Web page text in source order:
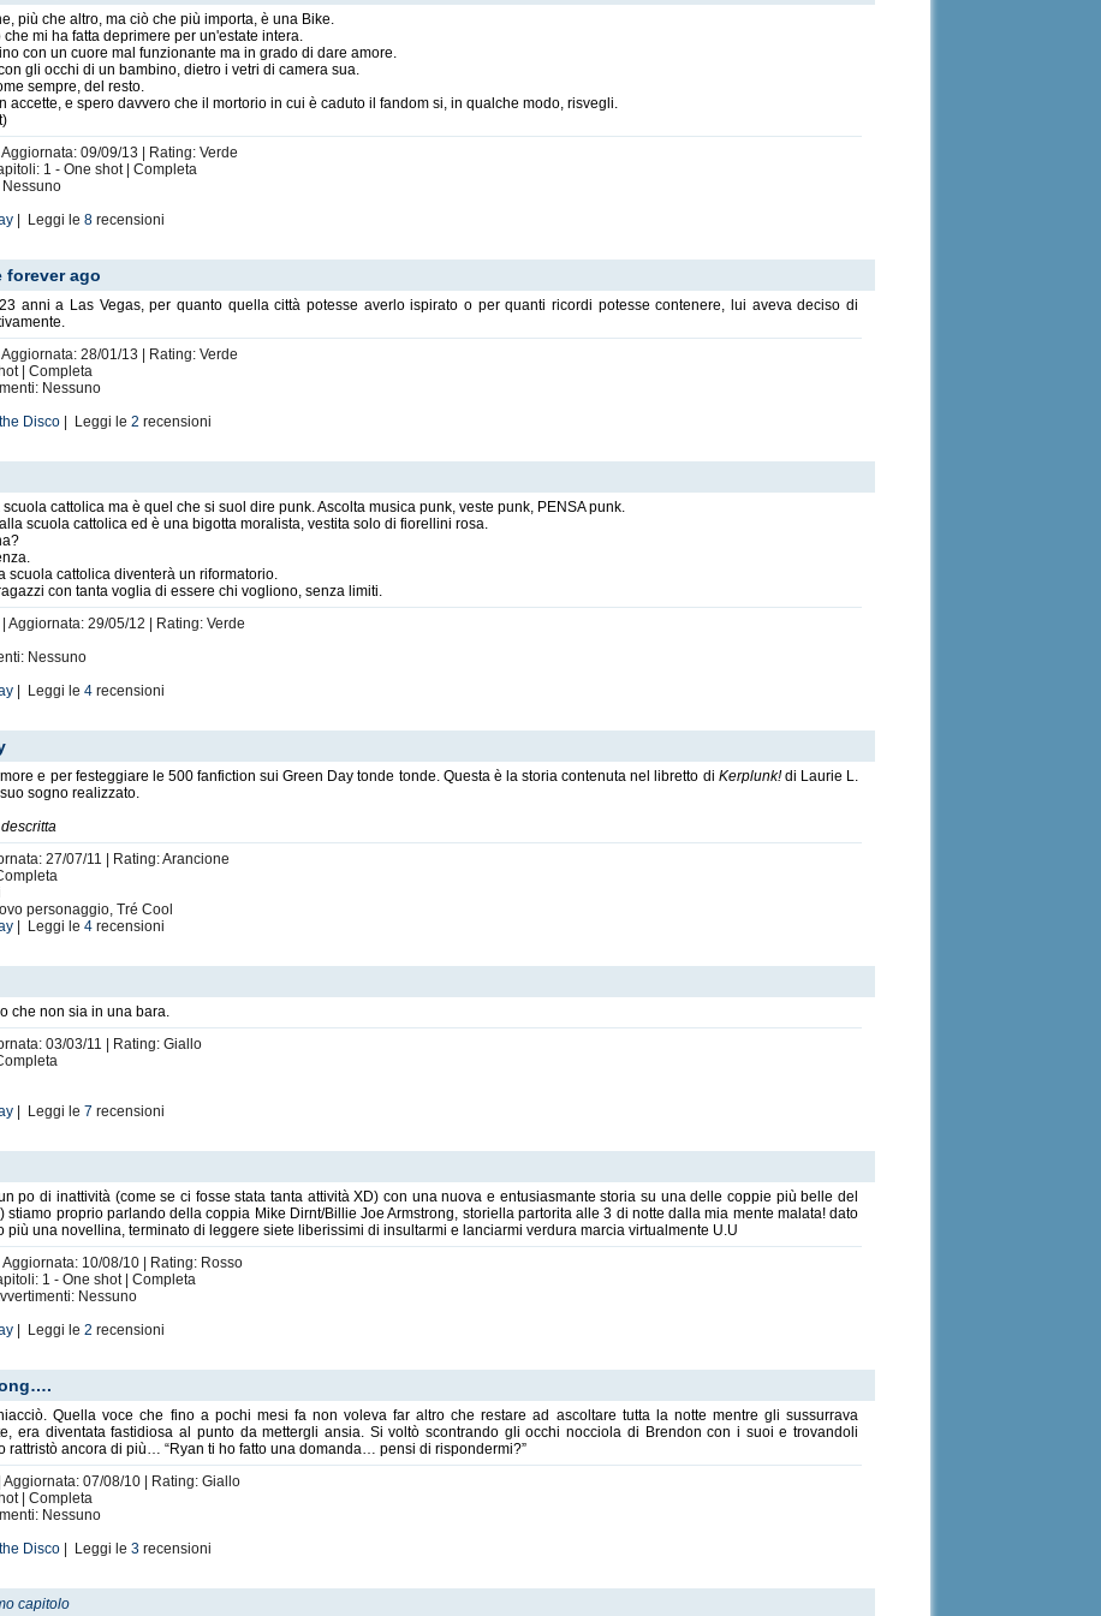
something that you feel in your heart that's great, you need to make a lot of mistakes to get there.
Anything that's-- I think is succesfull is a series of mistakes.
Contacts:
più che altro, ma ciò che più importa, è una Bike.
mi ha fatta deprimere per un'estate intera.
con un cuore mal funzionante ma in grado di dare amore.
gli occhi di un bambino, dietro i vetri di camera sua.
sempre, del resto.
accette, e spero davvero che il mortorio in cui è caduto il fandom si, in qualche modo, risvegli.
09/09/13 | Rating: Verde
1 - One shot | Completa
Nessuno
| Leggi le8 recensioni
forever ago
anni a Las Vegas, per quanto quella città potesse averlo ispirato o per quanti ricordi potesse contenere, lui aveva deciso di
28/01/13 | Rating: Verde
| Completa
Nessuno
Disco | Leggi le2 recensioni
cattolica ma è quel che si suol dire punk. Ascolta musica punk, veste punk, PENSA punk.
scuola cattolica ed è una bigotta moralista, vestita solo di fiorellini rosa.
scuola cattolica diventerà un riformatorio.
con tanta voglia di essere chi vogliono, senza limiti.
Aggiornata: 29/05/12 | Rating: Verde
Nessuno
| Leggi le4 recensioni
e per festeggiare le 500 fanfiction sui Green Day tonde tonde. Questa è la storia contenuta nel libretto di Kerplunk!di Laurie L.
sogno realizzato.
27/07/11 | Rating: Arancione
personaggio, Tré Cool
| Leggi le4 recensioni
che non sia in una bara.
03/03/11 | Rating: Giallo
| Leggi le7 recensioni
po di inattività (come se ci fosse stata tanta attività XD) con una nuova e entusiasmante storia su una delle coppie più belle del
proprio parlando della coppia Mike Dirnt/Billie Joe Armstrong, storiella partorita alle 3 di notte dalla mia mente malata! dato
più una novellina, terminato di leggere siete liberissimi di insultarmi e lanciarmi verdura marcia virtualmente U.U
Aggiornata: 10/08/10 | Rating: Rosso
1 - One shot | Completa
Nessuno
| Leggi le2 recensioni
Quella voce che fino a pochi mesi fa non voleva far altro che restare ad ascoltare tutta la notte mentre gli sussurrava
era diventata fastidiosa al punto da mettergli ansia. Si voltò scontrando gli occhi nocciola di Brendon con i suoi e trovandoli
rattristò ancora di più… “Ryan ti ho fatto una domanda… pensi di rispondermi?”
Aggiornata: 07/08/10 | Rating: Giallo
| Completa
Nessuno
Disco | Leggi le3 recensioni
capitolo